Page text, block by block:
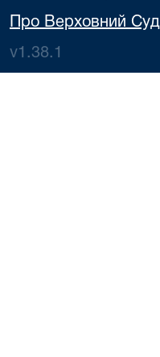
Про Верховний Суд
v1.38.1